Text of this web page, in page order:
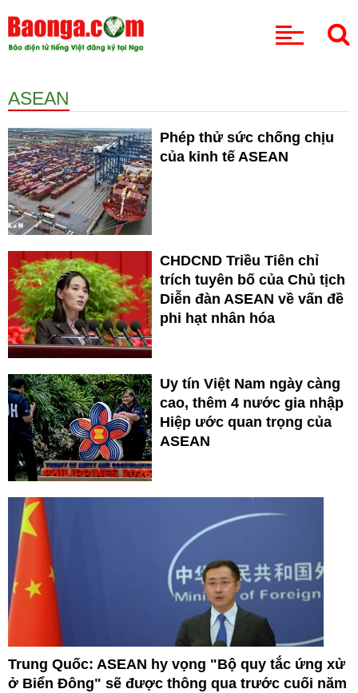
ASEAN
Phép thử sức chống chịu
của kinh tế ASEAN
CHDCND Triều Tiên chỉ
trích tuyên bố của Chủ tịch
Diễn đàn ASEAN về vấn đề
phi hạt nhân hóa
Uy tín Việt Nam ngày càng
cao, thêm 4 nước gia nhập
Hiệp ước quan trọng của
ASEAN
Trung Quốc: ASEAN hy vọng "Bộ quy tắc ứng xử
ở Biển Đông" sẽ được thông qua trước cuối năm